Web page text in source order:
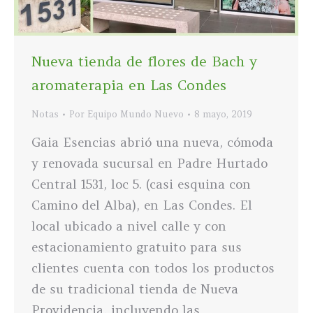
Nueva tienda de flores de Bach y
aromaterapia en Las Condes
Notas Por Equipo Mundo Nuevo 8 mayo, 2019
Gaia Esencias abrió una nueva, cómoda
y renovada sucursal en Padre Hurtado
Central 1531, loc 5. (casi esquina con
Camino del Alba), en Las Condes. El
local ubicado a nivel calle y con
estacionamiento gratuito para sus
clientes cuenta con todos los productos
de su tradicional tienda de Nueva
Providencia, incluyendo las